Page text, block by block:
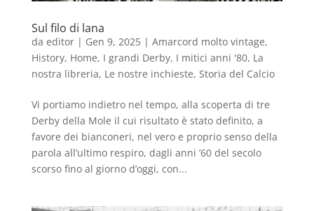
Sul filo di lana
da editor| Gen 9, 2025| Amarcord molto vintage,
History, Home, I grandi Derby, I mitici anni '80, La
nostra libreria, Le nostre inchieste, Storia del Calcio
Vi portiamo indietro nel tempo, alla scoperta di tre
Derby della Mole il cui risultato è stato definito, a
favore dei bianconeri, nel vero e proprio senso della
parola all’ultimo respiro, dagli anni ’60 del secolo
scorso fino al giorno d’oggi, con...